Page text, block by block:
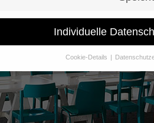
Individuelle
Cookie-Details
Sie unter 16 Jahre alt sind und Ihre
möchten, müssen Sie Ihre
verwenden Cookies und andere